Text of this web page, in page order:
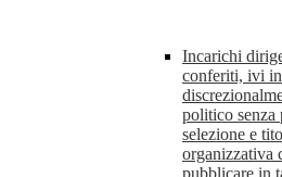
Incarichi
conferiti, ivi
politico senza
selezione e
organizzativa